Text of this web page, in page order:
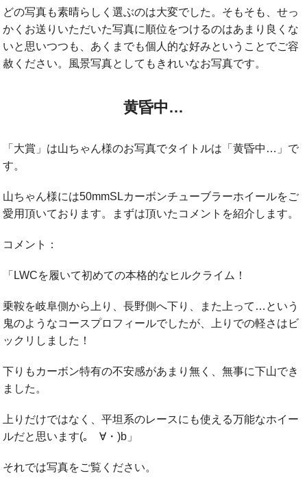
どの写真も素晴らしく選ぶのは大変でした。そもそも、せっ
かくお送りいただいた写真に順位をつけるのはあまり良くな
いと思いつつも、あくまでも個人的な好みということでご容
赦ください。風景写真としてもきれいなお写真です。
黄昏中…
「大賞」は山ちゃん様のお写真でタイトルは「黄昏中…」で
す。
山ちゃん様には50mmSLカーボンチューブラーホイールをご
愛用頂いております。まずは頂いたコメントを紹介します。
コメント：
「LWCを履いて初めての本格的なヒルクライム！
乗鞍を岐阜側から上り、長野側へ下り、また上って…という
鬼のようなコースプロフィールでしたが、上りでの軽さはビ
ックリしました！
下りもカーボン特有の不安感があまり無く、無事に下山でき
ました。
上りだけではなく、平坦系のレースにも使える万能なホイー
ルだと思います(｡ゝ∀・)b」
それでは写真をご覧ください。